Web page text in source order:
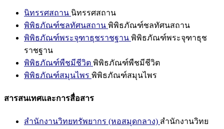
นิทรรศสถาน นิทรรศสถาน
พิพิธภัณฑ์ชลทัศนสถาน พิพิธภัณฑ์ชลทัศนสถาน
พิพิธภัณฑ์พระจุฑาธุชราชฐาน พิพิธภัณฑ์พระจุฑาธุช
ราชฐาน
พิพิธภัณฑ์พืชมีชีวิต พิพิธภัณฑ์พืชมีชีวิต
พิพิธภัณฑ์สมุนไพร พิพิธภัณฑ์สมุนไพร
สารสนเทศและการสื่อสาร
สำนักงานวิทยทรัพยากร (หอสมุดกลาง) สำนักงานวิทย